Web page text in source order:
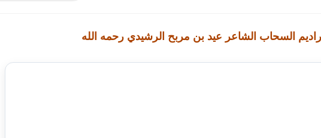
السحاب الشاعر عيد بن مربح الرشيدي رحمه الله